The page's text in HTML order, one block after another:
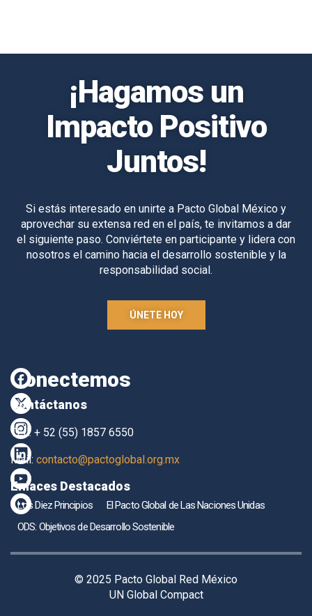
¡Hagamos un
Impacto Positivo
Juntos!
Si estás interesado en unirte a Pacto Global México y
aprovechar su extensa red en el país, te invitamos a dar
el siguiente paso. Conviértete en participante y lidera con
nosotros el camino hacia el desarrollo sostenible y la
responsabilidad social.
ÚNETE HOY
Conectemos
Contáctanos
TEL. + 52 (55) 1857 6550
Mail: contacto@pactoglobal.org.mx
Enlaces Destacados
Los Diez Principios
El Pacto Global de Las Naciones Unidas
ODS: Objetivos de Desarrollo Sostenible
© 2025 Pacto Global Red México
UN Global Compact